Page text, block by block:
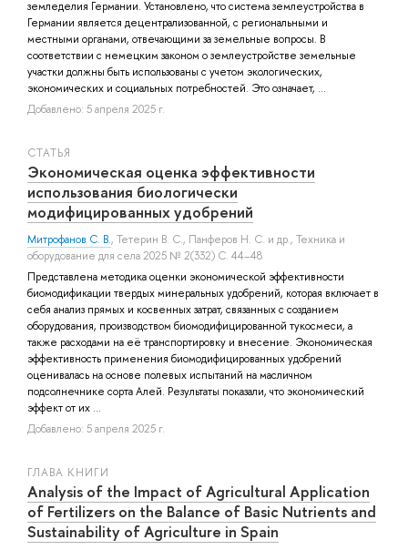
земледелия Германии. Установлено, что система землеустройства в
Германии является децентрализованной, с региональными и
местными органами, отвечающими за земельные вопросы. В
соответствии с немецким законом о землеустройстве земельные
участки должны быть использованы с учетом экологических,
экономических и социальных потребностей. Это означает, ...
Добавлено: 5 апреля 2025 г.
СТАТЬЯ
Экономическая оценка эффективности
использования биологически
модифицированных удобрений
Митрофанов С. В., Тетерин В. С., Панферов Н. С. и др., Техника и
оборудование для села 2025 № 2(332) С. 44–48
Представлена методика оценки экономической эффективности
биомодификации твердых минеральных удобрений, которая включает в
себя анализ прямых и косвенных затрат, связанных с созданием
оборудования, производством биомодифицированной тукосмеси, а
также расходами на её транспортировку и внесение. Экономическая
эффективность применения биомодифицированных удобрений
оценивалась на основе полевых испытаний на масличном
подсолнечнике сорта Алей. Результаты показали, что экономический
эффект от их ...
Добавлено: 5 апреля 2025 г.
ГЛАВА КНИГИ
Analysis of the Impact of Agricultural Application
of Fertilizers on the Balance of Basic Nutrients and
Sustainability of Agriculture in Spain